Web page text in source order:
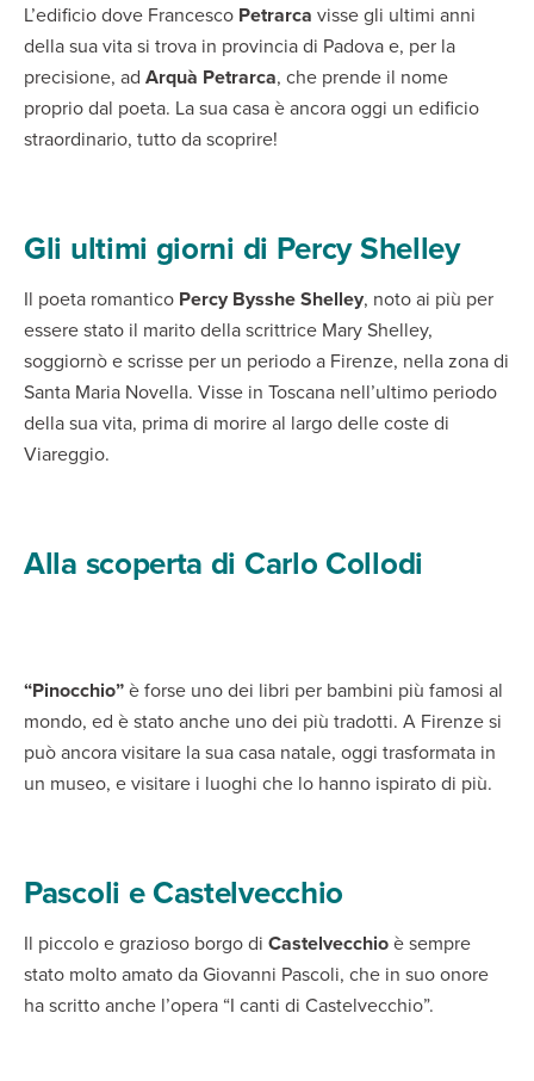
L’edificio dove Francesco Petrarca visse gli ultimi anni
della sua vita si trova in provincia di Padova e, per la
precisione, ad Arquà Petrarca, che prende il nome
proprio dal poeta. La sua casa è ancora oggi un edificio
straordinario, tutto da scoprire!
Gli ultimi giorni di Percy Shelley
Il poeta romantico Percy Bysshe Shelley, noto ai più per
essere stato il marito della scrittrice Mary Shelley,
soggiornò e scrisse per un periodo a Firenze, nella zona di
Santa Maria Novella. Visse in Toscana nell’ultimo periodo
della sua vita, prima di morire al largo delle coste di
Viareggio.
Alla scoperta di Carlo Collodi
“Pinocchio”è forse uno dei libri per bambini più famosi al
mondo, ed è stato anche uno dei più tradotti. A Firenze si
può ancora visitare la sua casa natale, oggi trasformata in
un museo, e visitare i luoghi che lo hanno ispirato di più.
Pascoli e Castelvecchio
Il piccolo e grazioso borgo di Castelvecchioè sempre
stato molto amato da Giovanni Pascoli, che in suo onore
ha scritto anche l’opera “I canti di Castelvecchio”.